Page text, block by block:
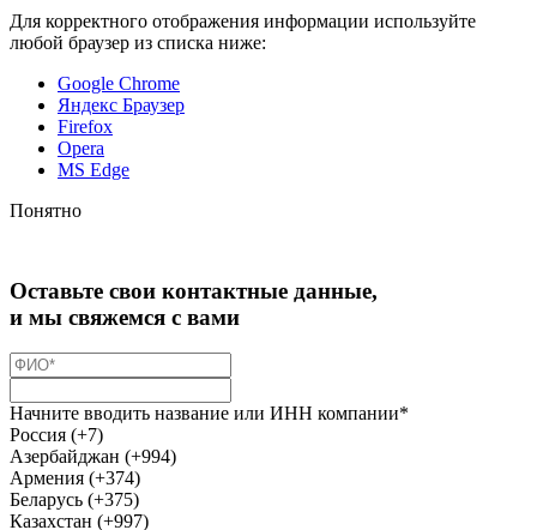
Для корректного отображения информации используйте
любой браузер из списка ниже:
Google Chrome
Яндекс Браузер
Firefox
Opera
MS Edge
Понятно
Оставьте свои контактные данные,
и мы свяжемся с вами
Начните вводить название или ИНН компании*
Россия (+7)
Азербайджан (+994)
Армения (+374)
Беларусь (+375)
Казахстан (+997)